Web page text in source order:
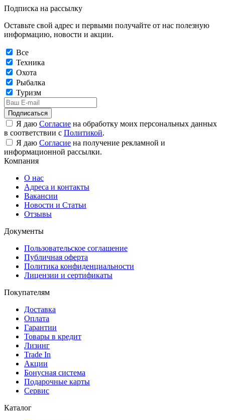
Подписка на рассылку
Оставьте свой адрес и первыми получайте от нас полезную
информацию, новости и акции.
Все
Техника
Охота
Рыбалка
Туризм
Подписаться
Я даю Согласие на обработку моих персональных данных
в соответствии с Политикой.
Я даю Согласие на получение рекламной и
информационной рассылки.
Компания
О нас
Адреса и контакты
Вакансии
Новости и Статьи
Отзывы
Документы
Пользовательское соглашение
Публичная оферта
Политика конфиденциальности
Лицензии и сертификаты
Покупателям
Доставка
Оплата
Гарантии
Товары в кредит
Лизинг
Trade In
Акции
Бонусная система
Подарочные карты
Сервис
Каталог